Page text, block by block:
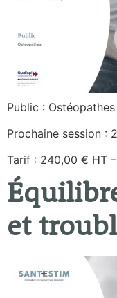
Public : Ostéopathes
Prochaine session :
Tarif : 240,00 € HT
et